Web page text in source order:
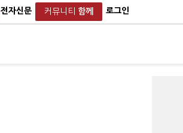
전자신문 커뮤니티 함께 로그인